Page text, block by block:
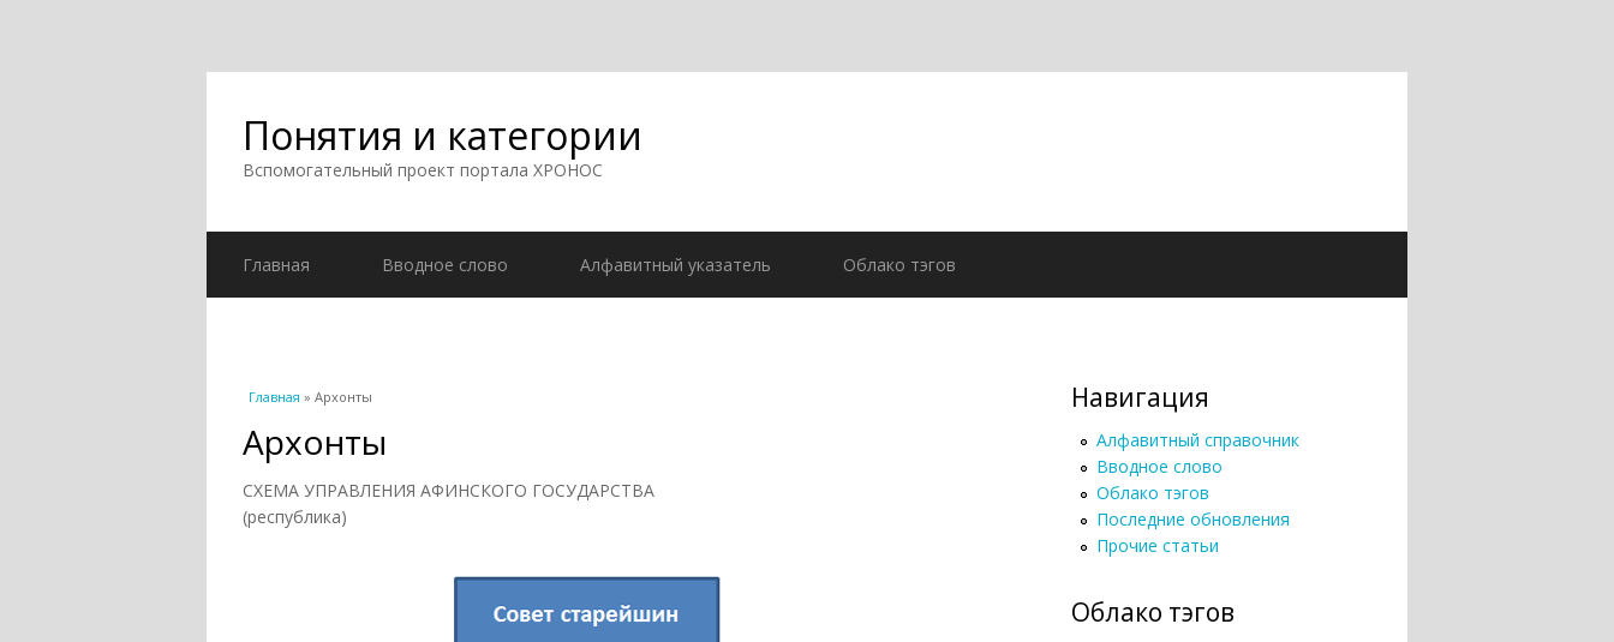
Понятия и категории
Вспомогательный проект портала ХРОНОС
Главная Вводное слово Алфавитный указатель Облако тэгов
Вы здесь
Главная » Архонты
Архонты
СХЕМА УПРАВЛЕНИЯ АФИНСКОГО ГОСУДАРСТВА
(республика)
Навигация
Алфавитный справочник
Вводное слово
Облако тэгов
Последние обновления
Прочие статьи
Облако тэгов